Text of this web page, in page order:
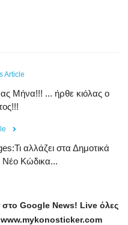
Article
Μήνα!!! ... ήρθε κιόλας ο
αλλάζει στα Δημοτικά
Νέο Κώδικα...
στο Google News! Liveόλες
www.mykonosticker.com